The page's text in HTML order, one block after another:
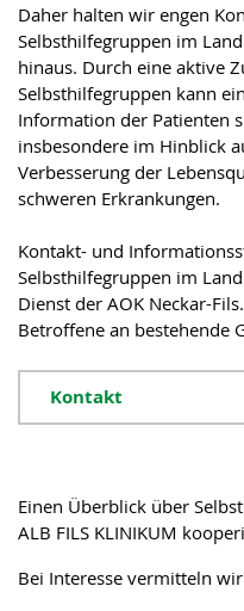
Daher halten wir engen
Selbsthilfegruppen im
hinaus. Durch eine aktive
Selbsthilfegruppen kann
Information der Patienten
insbesondere im Hinblick
Verbesserung der
schweren Erkrankungen.
Kontakt- und
Selbsthilfegruppen im
Dienst der AOK Neckar-
Betroffene an bestehende
Kontakt
Einen Überblick über
ALB FILS KLINIKUM
Bei Interesse vermitteln